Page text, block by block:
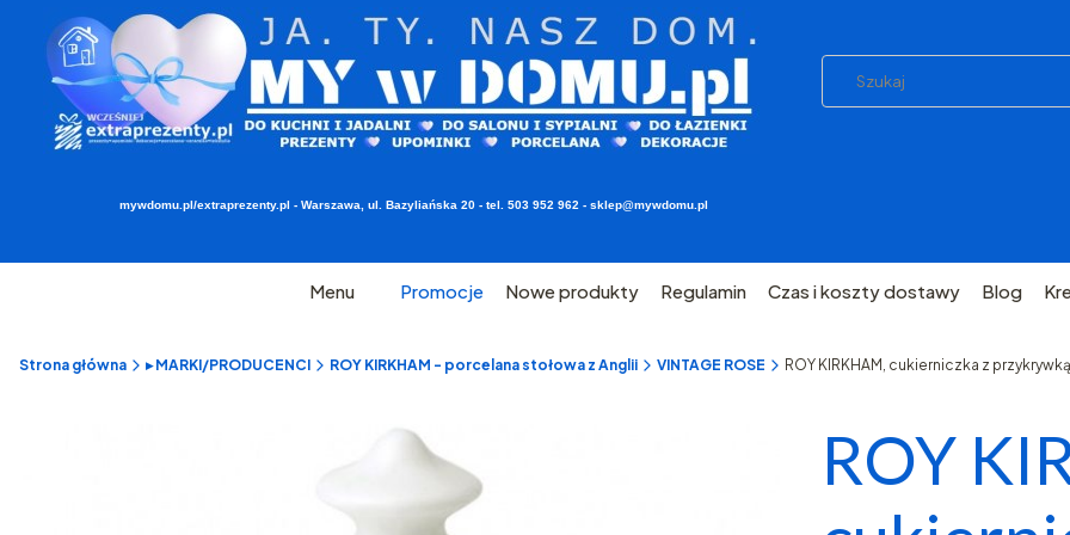
mywdomu.pl/extraprezenty.pl - Warszawa, ul. Bazyliańska 20 - tel. 503 952 962 - sklep@mywdomu.pl
Menu Promocje Nowe produkty Regulamin Czas i koszty dostawy Blog
Strona główna ▸ MARKI/PRODUCENCI ROY KIRKHAM - porcelana stołowa z Anglii VINTAGE ROSE ROY KIRKHAM, cukierniczka z
ROY